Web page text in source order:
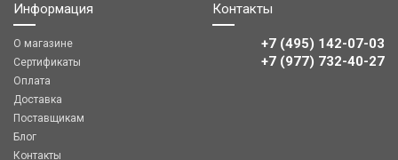
Информация
О магазине
Сертификаты
Оплата
Доставка
Поставщикам
Блог
Контакты
Контакты
+7 (495) 142-07-03
‎‎+7 (977) 732-40-27